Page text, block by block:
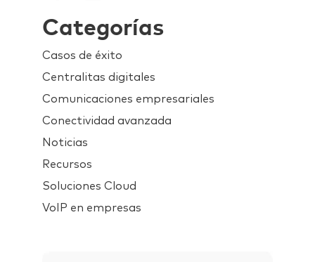
Categorías
Casos de éxito
Centralitas digitales
Comunicaciones empresariales
Conectividad avanzada
Noticias
Recursos
Soluciones Cloud
VoIP en empresas